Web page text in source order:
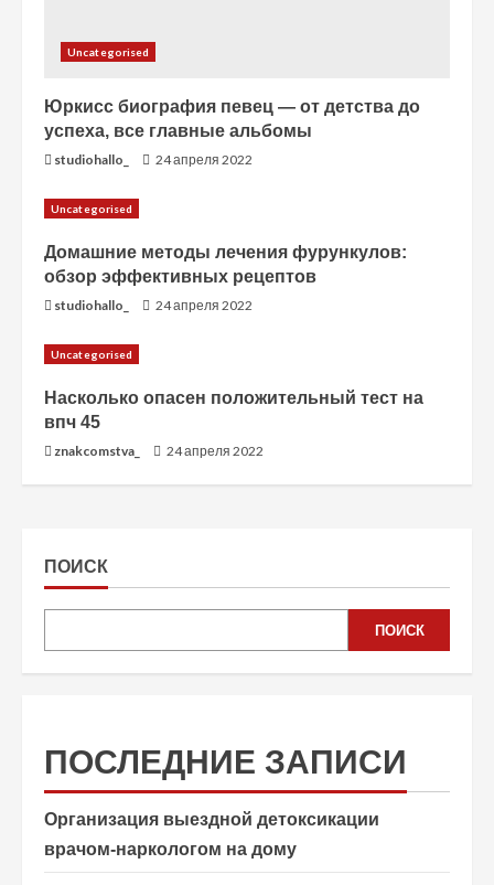
Uncategorised
Юркисс биография певец — от детства до
успеха, все главные альбомы
studiohallo_ 24 апреля 2022
Uncategorised
Домашние методы лечения фурункулов:
обзор эффективных рецептов
studiohallo_ 24 апреля 2022
Uncategorised
Насколько опасен положительный тест на
впч 45
znakcomstva_ 24 апреля 2022
ПОИСК
ПОИСК
ПОСЛЕДНИЕ ЗАПИСИ
Организация выездной детоксикации
врачом-наркологом на дому